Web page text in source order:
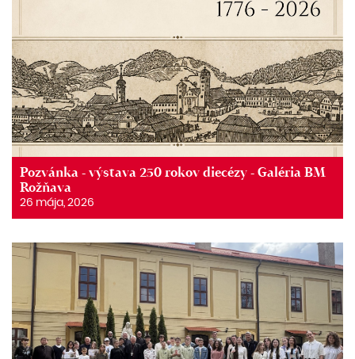
Pozvánka - výstava 250 rokov diecézy - Galéria BM
Rožňava
26 mája, 2026